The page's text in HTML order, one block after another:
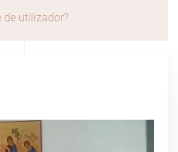
de utilizador?